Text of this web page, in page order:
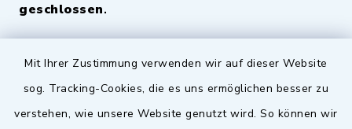
Mit Ihrer Zustimmung verwenden wir auf dieser Website
sog. Tracking-Cookies, die es uns ermöglichen besser zu
verstehen, wie unsere Website genutzt wird. So können wir
geschlossen.
Quicklinks